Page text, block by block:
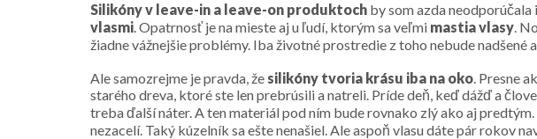
Silikóny v leave-in a leave-on produktoch by som azda
vlasmi. Opatrnosť je na mieste aj u ľudí, ktorým sa veľmi mastia vlasy.
žiadne vážnejšie problémy. Iba životné prostredie z toho nebude nadšené
Ale samozrejme je pravda, že silikóny tvoria krásu iba na oko. Presne
starého dreva, ktoré ste len prebrúsili a natreli. Príde deň, keď dážď a
treba ďalší náter. A ten materiál pod ním bude rovnako zlý ako aj
nezacelí. Taký kúzelník sa ešte nenašiel. Ale aspoň vlasu dáte pár rokov